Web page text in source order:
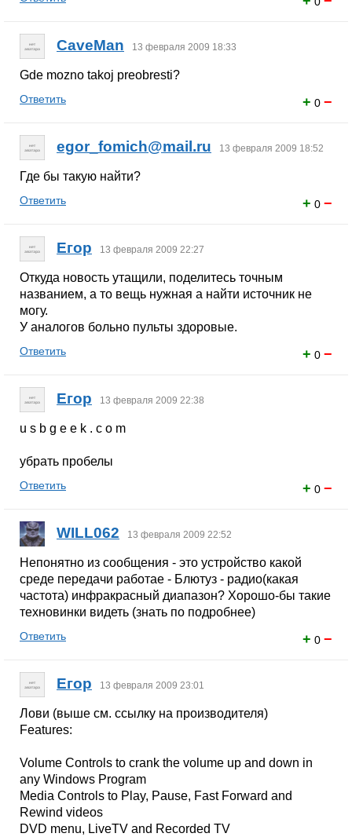
CaveMan 13 февраля 2009 18:33
Gde mozno takoj preobresti?
+ 0 −
Ответить
egor_fomich@mail.ru 13 февраля 2009 18:52
Где бы такую найти?
+ 0 −
Ответить
Егор 13 февраля 2009 22:27
Откуда новость утащили, поделитесь точным
названием, а то вещь нужная а найти источник не
могу.
У аналогов больно пульты здоровые.
+ 0 −
Ответить
Егор 13 февраля 2009 22:38
u s b g e e k . c o m
убрать пробелы
+ 0 −
Ответить
WILL062 13 февраля 2009 22:52
Непонятно из сообщения - это устройство какой
среде передачи работае - Блютуз - радио(какая
частота) инфракрасный диапазон? Хорошо-бы такие
техновинки видеть (знать по подробнее)
+ 0 −
Ответить
Егор 13 февраля 2009 23:01
Лови (выше см. ссылку на производителя)
Features:
Volume Controls to crank the volume up and down in
any Windows Program
Media Controls to Play, Pause, Fast Forward and
Rewind videos
DVD menu, LiveTV and Recorded TV